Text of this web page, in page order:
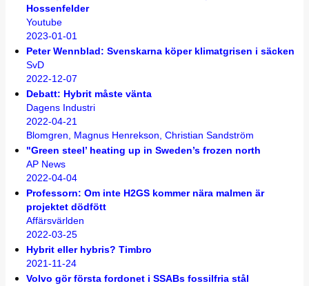
Hossenfelder
Youtube
2023-01-01
Peter Wennblad: Svenskarna köper klimatgrisen i säcken
SvD
2022-12-07
Debatt: Hybrit måste vänta
Dagens Industri
2022-04-21
Blomgren, Magnus Henrekson, Christian Sandström
"Green steel’ heating up in Sweden’s frozen north
AP News
2022-04-04
Professorn: Om inte H2GS kommer nära malmen är
projektet dödfött
Affärsvärlden
2022-03-25
Hybrit eller hybris? Timbro
2021-11-24
Volvo gör första fordonet i SSABs fossilfria stål